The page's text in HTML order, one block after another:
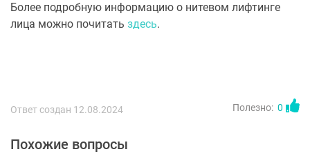
Более подробную информацию о нитевом лифтинге
лица можно почитать здесь.
Ответ создан 12.08.2024 Полезно: 0
Похожие вопросы